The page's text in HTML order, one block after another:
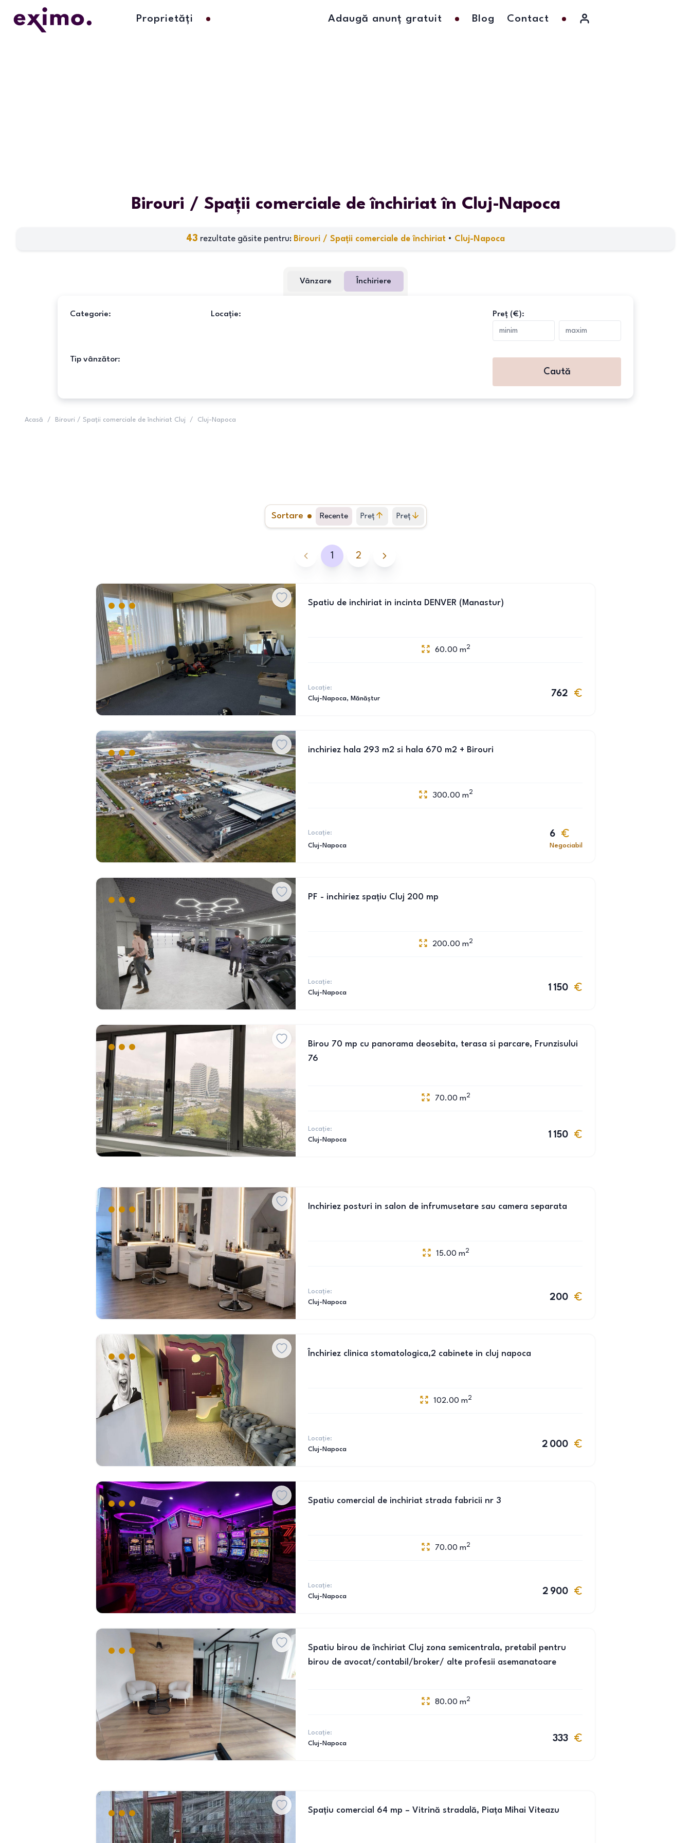
Proprietăți Adaugă anunț gratuit Blog Contact
Birouri / Spații comerciale de închiriat în Cluj-Napoca
43 rezultate găsite pentru: Birouri / Spații comerciale de închiriat • Cluj-Napoca
Vânzare Închiriere
Categorie: Locație: Preț (€):
Tip vânzător:
Caută
Acasă / Birouri / Spații comerciale de închiriat Cluj / Cluj-Napoca
Sortare Recente Preț
crescător
Preț
descrescător
1 2
Spatiu de inchiriat in incinta DENVER (Manastur)
60.00 m2
Locație:
Cluj-Napoca, Mănăștur
762
inchiriez hala 293 m2 si hala 670 m2 + Birouri
300.00 m2
Locație:
Cluj-Napoca
6
Negociabil
PF - inchiriez spațiu Cluj 200 mp
200.00 m2
Locație:
Cluj-Napoca
1 150
Birou 70 mp cu panorama deosebita, terasa si parcare, Frunzisului
76
70.00 m2
Locație:
Cluj-Napoca
1 150
Inchiriez posturi in salon de infrumusetare sau camera separata
15.00 m2
Locație:
Cluj-Napoca
200
Închiriez clinica stomatologica,2 cabinete in cluj napoca
102.00 m2
Locație:
Cluj-Napoca
2 000
Spatiu comercial de inchiriat strada fabricii nr 3
70.00 m2
Locație:
Cluj-Napoca
2 900
Spatiu birou de închiriat Cluj zona semicentrala, pretabil pentru
birou de avocat/contabil/broker/ alte profesii asemanatoare
80.00 m2
Locație:
Cluj-Napoca
333
Spațiu comercial 64 mp – Vitrină stradală, Piața Mihai Viteazu